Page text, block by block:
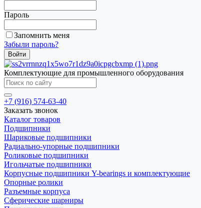
Пароль
Запомнить меня
Забыли пароль?
Комплектующие для промышленного оборудования
+7 (916) 574-63-40
Заказать звонок
Каталог товаров
Подшипники
Шариковые подшипники
Радиально-упорные подшипники
Роликовые подшипники
Игольчатые подшипники
Корпусные подшипники Y-bearings и комплектующие
Опорные ролики
Разъемные корпуса
Сферические шарниры